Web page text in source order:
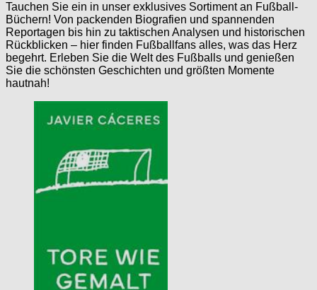
Tauchen Sie ein in unser exklusives Sortiment an Fußball-
Büchern! Von packenden Biografien und spannenden
Reportagen bis hin zu taktischen Analysen und historischen
Rückblicken – hier finden Fußballfans alles, was das Herz
begehrt. Erleben Sie die Welt des Fußballs und genießen
Sie die schönsten Geschichten und größten Momente
hautnah!